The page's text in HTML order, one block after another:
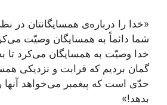
«خدا را درباره‌ی همسایگانتان در
شما دائماً به همسایگان وصیّت
خدا وصیّت به همسایگان می‌کرد تا
گمان بردیم که قرابت و نزدیکی
حدّی است که پیغمبر می‌خواهد آنها
بدهد!»